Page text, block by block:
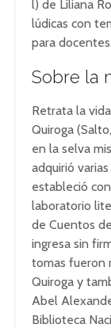
l) de Liliana
lúdicas con
para docentes.
Sobre la
Retrata la
Quiroga
en la selva
adquirió
estableció
laboratorio
de Cuentos
ingresa sin
tomas fueron
Quiroga y
Abel
Biblioteca